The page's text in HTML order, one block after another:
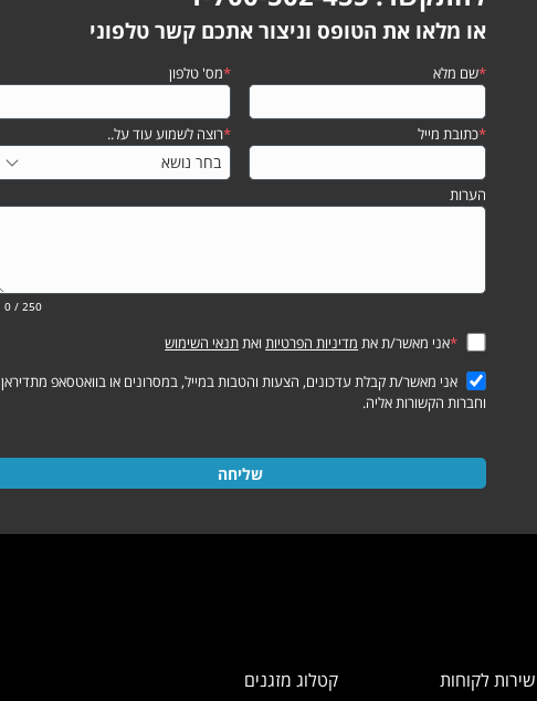
או מלאו את הטופס וניצור אתכם קשר טלפוני
*שם מלא *מס' טלפון
*כתובת מייל *רוצה לשמוע עוד על..
הערות
0 / 250
*אני מאשר/ת את מדיניות הפרטיות ואתתנאי השימוש
אני מאשר/ת קבלת עדכונים, הצעות והטבות במייל, במסרונים או בוואטסאפ מתדיראן
וחברות הקשורות אליה.
שליחה
שירות לקוחות קטלוג מזגנים